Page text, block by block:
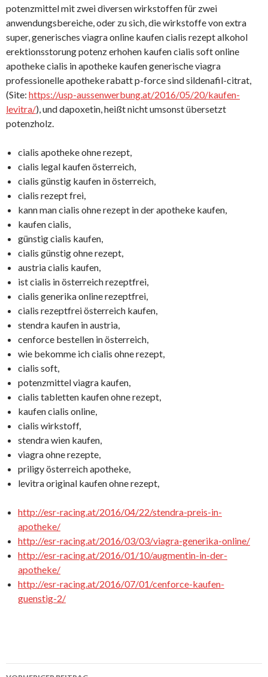
potenzmittel mit zwei diversen wirkstoffen für zwei
anwendungsbereiche, oder zu sich, die wirkstoffe von extra
super, generisches viagra online kaufen cialis rezept alkohol
erektionsstorung potenz erhohen kaufen cialis soft online
apotheke cialis in apotheke kaufen generische viagra
professionelle apotheke rabatt p-force sind sildenafil-citrat,
(Site: https://usp-aussenwerbung.at/2016/05/20/kaufen-
levitra/), und dapoxetin, heißt nicht umsonst übersetzt
potenzholz.
cialis apotheke ohne rezept,
cialis legal kaufen österreich,
cialis günstig kaufen in österreich,
cialis rezept frei,
kann man cialis ohne rezept in der apotheke kaufen,
kaufen cialis,
günstig cialis kaufen,
cialis günstig ohne rezept,
austria cialis kaufen,
ist cialis in österreich rezeptfrei,
cialis generika online rezeptfrei,
cialis rezeptfrei österreich kaufen,
stendra kaufen in austria,
cenforce bestellen in österreich,
wie bekomme ich cialis ohne rezept,
cialis soft,
potenzmittel viagra kaufen,
cialis tabletten kaufen ohne rezept,
kaufen cialis online,
cialis wirkstoff,
stendra wien kaufen,
viagra ohne rezepte,
priligy österreich apotheke,
levitra original kaufen ohne rezept,
http://esr-racing.at/2016/04/22/stendra-preis-in-
apotheke/
http://esr-racing.at/2016/03/03/viagra-generika-online/
http://esr-racing.at/2016/01/10/augmentin-in-der-
apotheke/
http://esr-racing.at/2016/07/01/cenforce-kaufen-
guenstig-2/